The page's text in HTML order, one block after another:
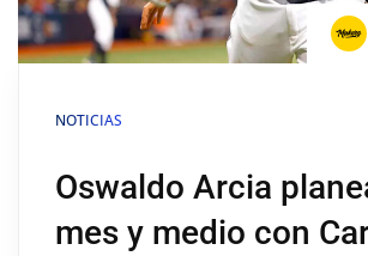
NOTICIAS
Oswaldo Arcia
mes y medio con